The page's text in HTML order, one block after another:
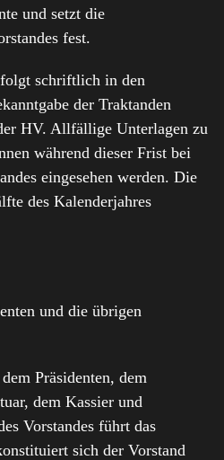
und setzt die
fest.
schriftlich in den
der Traktanden
HV. Allfällige Unterlagen zu
während dieser Frist bei
eingesehen werden. Die
des Kalenderjahres
und die übrigen
Präsidenten, dem
dem Kassier und
Vorstandes führt das
sich der Vorstand